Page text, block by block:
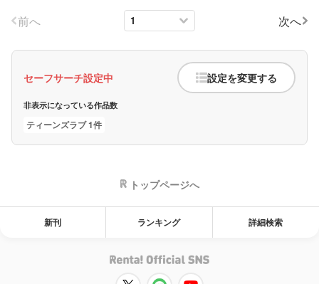
前へ 次へ
セーフサーチ設定中 設定を変更する
非表示になっている作品数
ティーンズラブ 1件
トップページへ
新刊 ランキング 詳細検索